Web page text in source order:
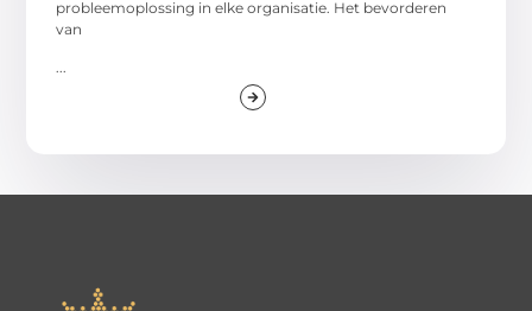
probleemoplossing in elke organisatie. Het bevorderen
van
...